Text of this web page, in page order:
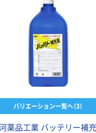
バリエーション一覧へ（3）
薬品工業 バッテリー補